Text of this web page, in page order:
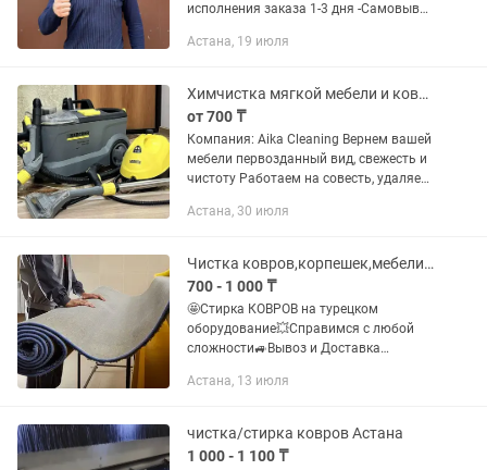
исполнения заказа 1-3 дня -Самовывоз
чистка за ОДИН день -Сухая чистка
Астана, 19 июля
Химчистка мягкой мебели и ковров , чистка диванов
от 700 ₸
Компания: Aika Cleaning Вернем вашей
мебели первозданный вид, свежесть и
чистоту Работаем на совесть, удаляем
пыли. Используем только
Астана, 30 июля
Чистка ковров,корпешек,мебели,штор,пледы одеяло
700 - 1 000 ₸
🤩Стирка КОВРОВ на турецком
оборудование💥Справимся с любой
сложности🚙Вывоз и Доставка
посмотреть в инстаграмме
Астана, 13 июля
чистка/стирка ковров Астана
1 000 - 1 100 ₸